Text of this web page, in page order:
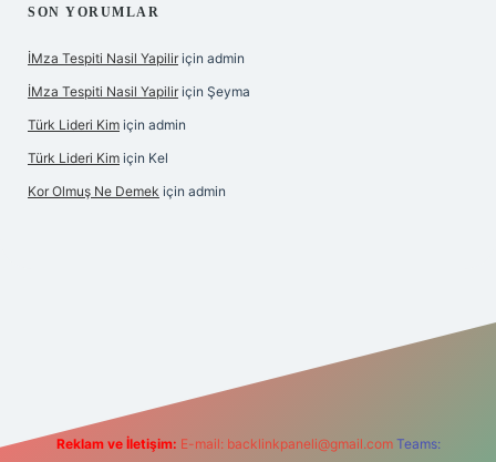
SON YORUMLAR
İMza Tespiti Nasil Yapilir için admin
İMza Tespiti Nasil Yapilir için Şeyma
Türk Lideri Kim için admin
Türk Lideri Kim için Kel
Kor Olmuş Ne Demek için admin
Reklam ve İletişim: E-mail: backlinkpaneli@gmail.com Teams: